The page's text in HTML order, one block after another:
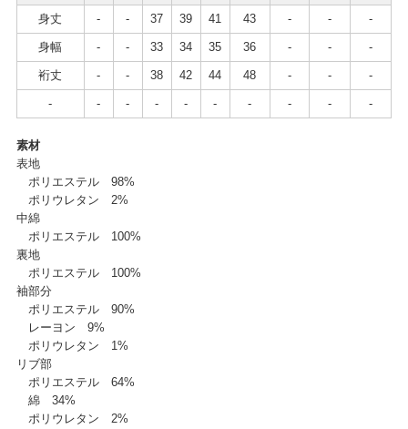
身丈 - - 37 39 41 43 - - -
身幅 - - 33 34 35 36 - - -
裄丈 - - 38 42 44 48 - - -
- - - - - - - - - -
素材
表地
ポリエステル 98%
ポリウレタン 2%
中綿
ポリエステル 100%
裏地
ポリエステル 100%
袖部分
ポリエステル 90%
レーヨン 9%
ポリウレタン 1%
リブ部
ポリエステル 64%
綿 34%
ポリウレタン 2%